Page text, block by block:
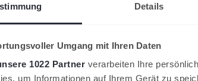
Details
Umgang mit Ihren Daten
1022 Partner verarbeiten Ihre
um Informationen auf Ihrem Gerät zu